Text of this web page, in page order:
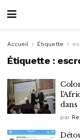
Accueil Étiquette
Étiquette :
dans
par